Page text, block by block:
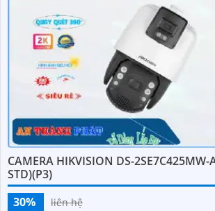
CAMERA HIKVISION DS-2SE7C425MW-
STD)(P3)
30%
liên hệ